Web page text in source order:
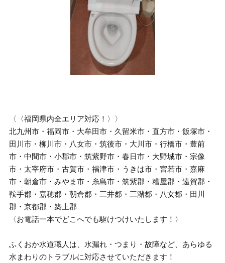
〈〈福岡県内全エリア対応！〉〉
北九州市・福岡市・大牟田市・久留米市・直方市・飯塚市・
田川市・柳川市・八女市・筑後市・大川市・行橋市・豊前
市・中間市・小郡市・筑紫野市・春日市・大野城市・宗像
市・太宰府市・古賀市・福津市・うきは市・宮若市・嘉麻
市・朝倉市・みやま市・糸島市・筑紫郡・糟屋郡・遠賀郡・
鞍手郡・嘉穂郡・朝倉郡・三井郡・三潴郡・八女郡・田川
郡・京都郡・築上郡
〈お電話一本でどこへでも駆けつけいたします！〉
ふくおか水道職人は、水漏れ・つまり・故障など、あらゆる
水まわりのトラブルに対応させていただきます！